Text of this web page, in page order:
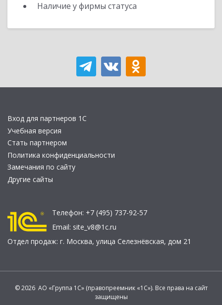
Наличие у фирмы статуса
Вход для партнеров 1С
Учебная версия
Стать партнером
Политика конфиденциальности
Замечания по сайту
Другие сайты
Телефон: +7 (495) 737-92-57
Email: site_v8@1c.ru
Отдел продаж: г. Москва, улица Селезнёвская, дом 21
© 2026 АО «Группа 1С» (правопреемник «1С»). Все права на сайт
защищены